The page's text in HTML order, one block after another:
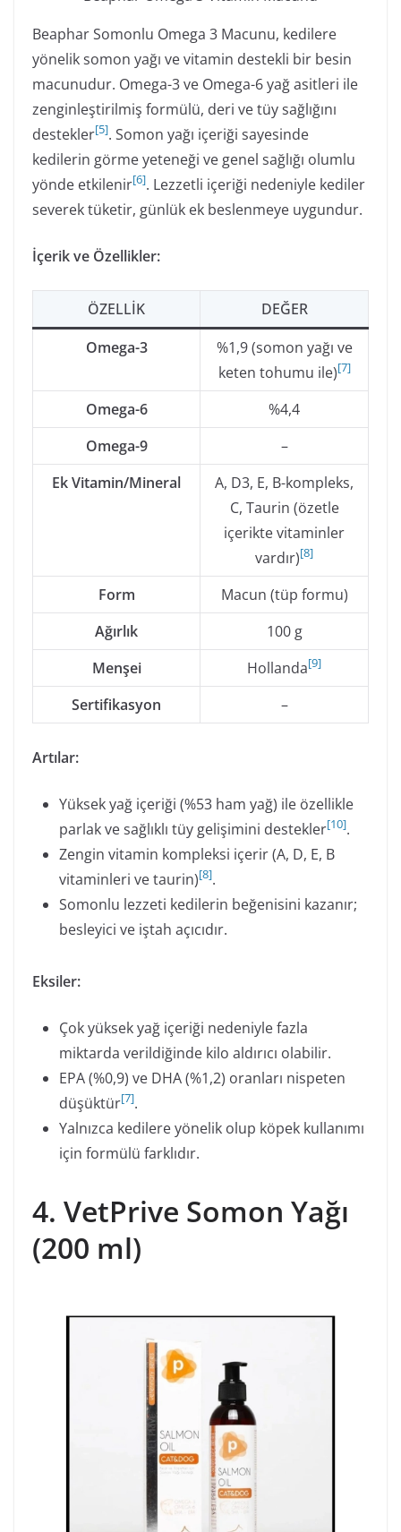
Beaphar Somonlu Omega 3 Macunu, kedilere
yönelik somon yağı ve vitamin destekli bir besin
macunudur. Omega-3 ve Omega-6 yağ asitleri ile
zenginleştirilmiş formülü, deri ve tüy sağlığını
destekler[5]. Somon yağı içeriği sayesinde
kedilerin görme yeteneği ve genel sağlığı olumlu
yönde etkilenir[6]. Lezzetli içeriği nedeniyle kediler
severek tüketir, günlük ek beslenmeye uygundur.
İçerik ve Özellikler:
ÖZELLIK
DEĞER
Omega-3
%1,9 (somon yağı ve
keten tohumu ile)[7]
Omega-6
%4,4
Omega-9
–
Ek Vitamin/Mineral
A, D3, E, B-kompleks,
C, Taurin (özetle
içerikte vitaminler
vardır)[8]
Form
Macun (tüp formu)
Ağırlık
100 g
Menşei
Hollanda[9]
Sertifikasyon –
Artılar:
Yüksek yağ içeriği (%53 ham yağ) ile özellikle
parlak ve sağlıklı tüy gelişimini destekler[10].
Zengin vitamin kompleksi içerir (A, D, E, B
vitaminleri ve taurin)[8].
Somonlu lezzeti kedilerin beğenisini kazanır;
besleyici ve iştah açıcıdır.
Eksiler:
Çok yüksek yağ içeriği nedeniyle fazla
miktarda verildiğinde kilo aldırıcı olabilir.
EPA (%0,9) ve DHA (%1,2) oranları nispeten
düşüktür[7].
Yalnızca kedilere yönelik olup köpek kullanımı
için formülü farklıdır.
4. VetPrive Somon Yağı
(200 ml)